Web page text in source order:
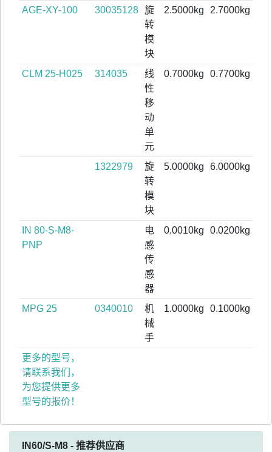
AGE-XY-100 30035128
旋
转
模
块
2.5000kg 2.7000kg
CLM 25-H025 314035
线
性
移
动
单
元
0.7000kg 0.7700kg
1322979
旋
转
模
块
5.0000kg 6.0000kg
IN 80-S-M8-
PNP
电
感
传
感
器
0.0010kg 0.0200kg
MPG 25 0340010
机
械
手
1.0000kg 0.1000kg
更多的型号，
请联系我们，
为您提供更多
型号的报价！
IN60/S-M8 - 推荐供应商